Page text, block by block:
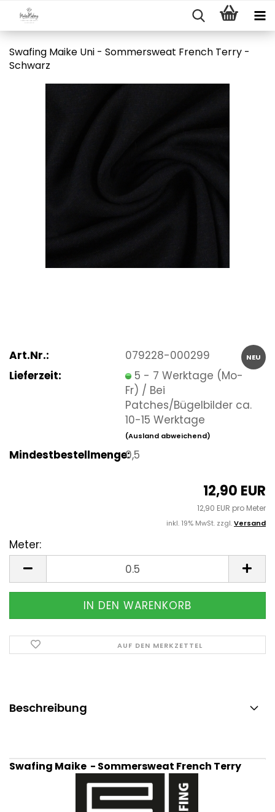
Swafing Maike Uni - Sommersweat French Terry -
Schwarz
NEU
Art.Nr.:
079228-000299
Lieferzeit:
5 - 7 Werktage (Mo-
Fr) / Bei
Patches/Bügelbilder ca.
10-15 Werktage
(Ausland abweichend)
Mindestbestellmenge:0,5
12,90 EUR
12,90 EUR pro Meter
inkl. 19% MwSt. zzgl.Versand
Meter:
AUF DEN MERKZETTEL
Beschreibung
Swafing Maike - Sommersweat French Terry